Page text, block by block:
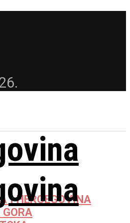
I HERCEGOVINA